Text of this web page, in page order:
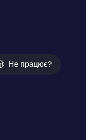
Не працює?